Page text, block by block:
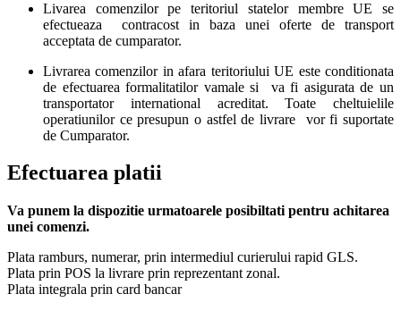
Livarea comenzilor pe teritoriul statelor membre UE se
efectueaza contracost in baza unei oferte de transport
acceptata de cumparator.
Livrarea comenzilor in afara teritoriului UE este conditionata
de efectuarea formalitatilor vamale si va fi asigurata de un
transportator international acreditat. Toate cheltuielile
operatiunilor ce presupun o astfel de livrare vor fi suportate
de Cumparator.
Efectuarea platii
Va punem la dispozitie urmatoarele posibiltati pentru achitarea
unei comenzi.
Plata ramburs, numerar, prin intermediul curierului rapid GLS.
Plata prin POS la livrare prin reprezentant zonal.
Plata integrala prin card bancar